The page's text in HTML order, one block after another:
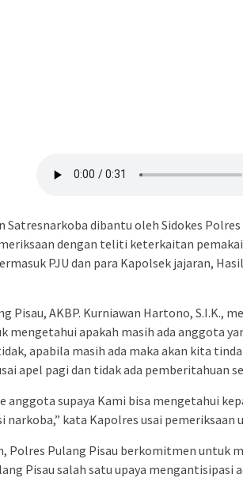
Satresnarkoba dibantu oleh Sidokes
dengan teliti keterkaitan
PJU dan para Kapolsek jajaran,
Pisau, AKBP. Kurniawan Hartono, S.I.K.,
mengetahui apakah masih ada anggota
apabila masih ada maka akan kita
apel pagi dan tidak ada pemberitahuan
anggota supaya Kami bisa mengetahui
narkoba,” kata Kapolres usai pemeriksaan
Polres Pulang Pisau berkomitmen untuk
Pisau salah satu upaya mengantisipasi